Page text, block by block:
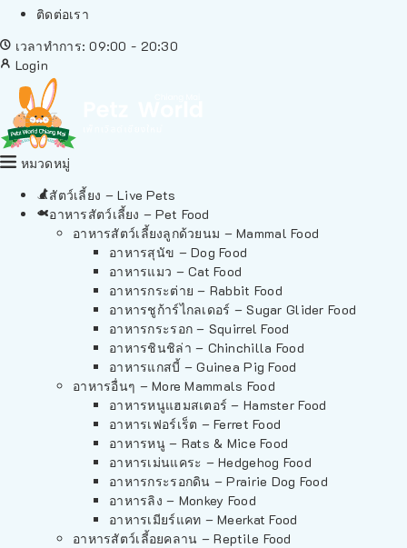
ติดต่อเรา
เวลาทำการ: 09:00 - 20:30
Login
หมวดหมู่
สัตว์เลี้ยง – Live Pets
อาหารสัตว์เลี้ยง – Pet Food
อาหารสัตว์เลี้ยงลูกด้วยนม – Mammal Food
อาหารสุนัข – Dog Food
อาหารแมว – Cat Food
อาหารกระต่าย – Rabbit Food
อาหารชูก้าร์ไกลเดอร์ – Sugar Glider Food
อาหารกระรอก – Squirrel Food
อาหารชินชิล่า – Chinchilla Food
อาหารแกสบี้ – Guinea Pig Food
อาหารอื่นๆ – More Mammals Food
อาหารหนูแฮมสเตอร์ – Hamster Food
อาหารเฟอร์เร็ต – Ferret Food
อาหารหนู – Rats & Mice Food
อาหารเม่นแคระ – Hedgehog Food
อาหารกระรอกดิน – Prairie Dog Food
อาหารลิง – Monkey Food
อาหารเมียร์แคท – Meerkat Food
อาหารสัตว์เลี้อยคลาน – Reptile Food